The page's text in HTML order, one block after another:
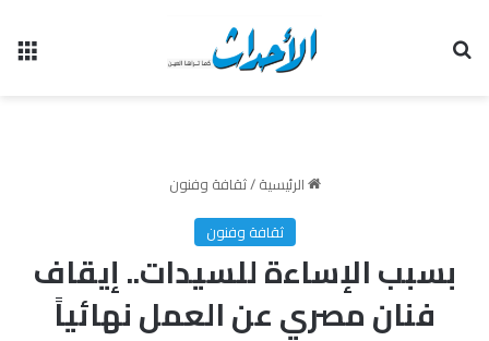
الرئيسية/ثقافة وفنون
ثقافة وفنون
بسبب الإساءة للسيدات.. إيقاف
فنان مصري عن العمل نهائياً